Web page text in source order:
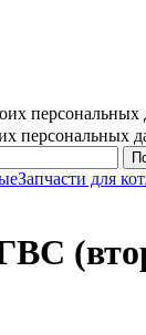
персональных
персональных
Запчасти для